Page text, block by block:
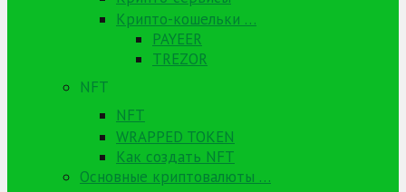
Крипто-кошельки …
PAYEER
TREZOR
NFT
NFT
WRAPPED TOKEN
Как создать NFT
Основные криптовалюты …